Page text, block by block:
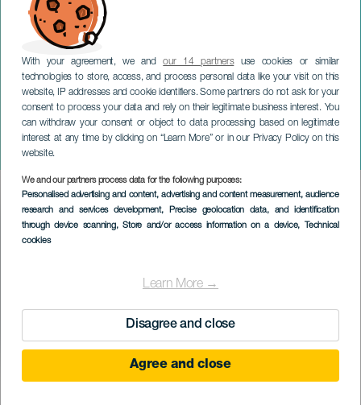
With your agreement, we andour 14 partnersuse cookies or similar
technologies to store, access, and process personal data like your visit on this
website, IP addresses and cookie identifiers. Some partners do not ask for your
consent to process your data and rely on their legitimate business interest. You
can withdraw your consent or object to data processing based on legitimate
interest at any time by clicking on “Learn More” or in our Privacy Policy on this
website.
We and our partners process data for the following purposes:
Personalised advertising and content, advertising and content measurement, audience
research and services development, Precise geolocation data, and identification
through device scanning, Store and/or access information on a device, Technical
cookies
Learn More →
Disagree and close
Agree and close
Kolmen tietäjän
saapuminen Adejeen
TENERIFFA
Imagen
Listado